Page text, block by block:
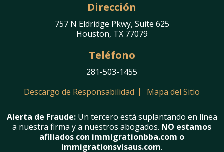
Dirección
757 N Eldridge Pkwy, Suite 625
Houston, TX 77079
Teléfono
281-503-1455
Descargo de Responsabilidad
Mapa del Sitio
Alerta de Fraude:Un tercero está suplantando en línea
a nuestra firma y a nuestros abogados. NO estamos
afiliados con immigrationbba.com o
immigrationsvisaus.com.